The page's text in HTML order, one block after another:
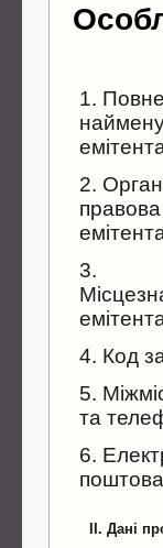
1. Повне
2.
3.
4. Код
5.
та
6.
II. Дані